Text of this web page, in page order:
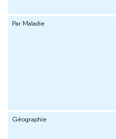
Par Maladie
Géographie